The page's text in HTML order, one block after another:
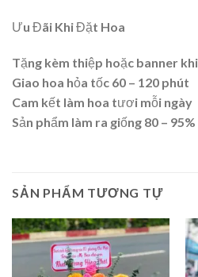
Ưu Đãi Khi Đặt Hoa
Tặng kèm thiệp hoặc banner
Giao hoa hỏa tốc 60 – 120 phút
Cam kết làm hoa tươi mỗi ngày
Sản phẩm làm ra giống 80 –
SẢN PHẨM TƯƠNG TỰ